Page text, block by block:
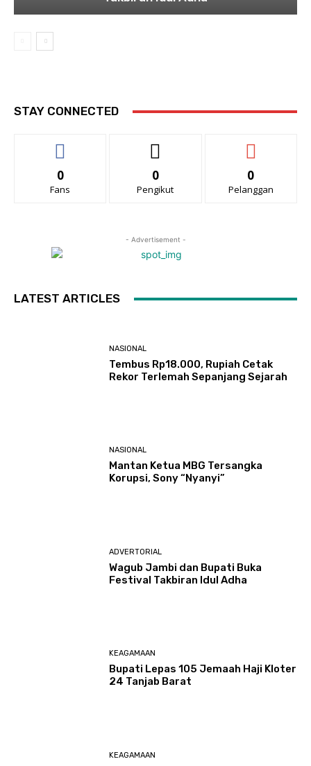
STAY CONNECTED
0
Fans
0
Pengikut
0
Pelanggan
- Advertisement -
LATEST ARTICLES
NASIONAL
Tembus Rp18.000, Rupiah Cetak
Rekor Terlemah Sepanjang Sejarah
NASIONAL
Mantan Ketua MBG Tersangka
Korupsi, Sony “Nyanyi”
ADVERTORIAL
Wagub Jambi dan Bupati Buka
Festival Takbiran Idul Adha
KEAGAMAAN
Bupati Lepas 105 Jemaah Haji Kloter
24 Tanjab Barat
KEAGAMAAN